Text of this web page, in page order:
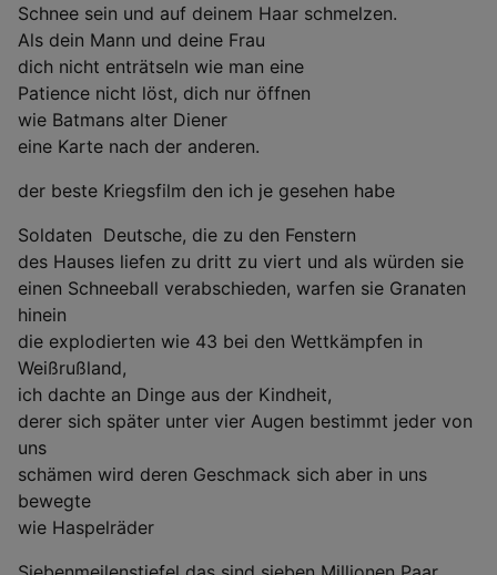
Schnee sein und auf deinem Haar schmelzen.
Als dein Mann und deine Frau
dich nicht enträtseln wie man eine
Patience nicht löst, dich nur öffnen
wie Batmans alter Diener
eine Karte nach der anderen.
der beste Kriegsfilm den ich je gesehen habe
Soldaten  Deutsche, die zu den Fenstern
des Hauses liefen zu dritt zu viert und als würden sie
einen Schneeball verabschieden, warfen sie Granaten
hinein
die explodierten wie 43 bei den Wettkämpfen in
Weißrußland,
ich dachte an Dinge aus der Kindheit,
derer sich später unter vier Augen bestimmt jeder von
uns
schämen wird deren Geschmack sich aber in uns
bewegte
wie Haspelräder